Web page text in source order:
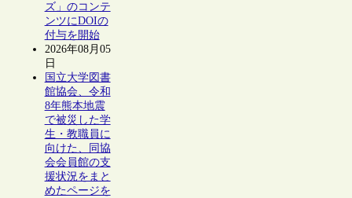
ズ」のコンテ
ンツにDOIの
付与を開始
2026年08月05
日
国立大学図書
館協会、令和
8年熊本地震
で被災した学
生・教職員に
向けた、同協
会会員館の支
援状況をまと
めたページを